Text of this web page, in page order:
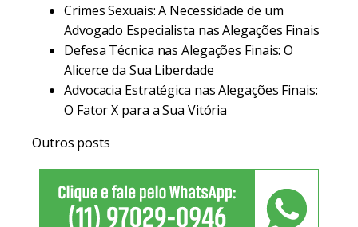
Crimes Sexuais: A Necessidade de um
Advogado Especialista nas Alegações Finais
Defesa Técnica nas Alegações Finais: O
Alicerce da Sua Liberdade
Advocacia Estratégica nas Alegações Finais:
O Fator X para a Sua Vitória
Outros posts